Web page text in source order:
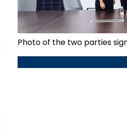
Photo of the two parties